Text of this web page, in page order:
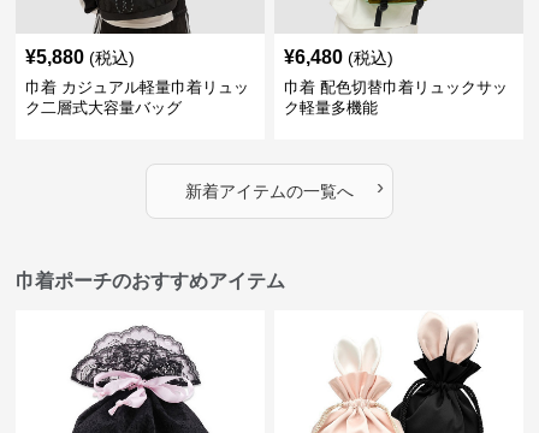
¥5,880 (税込)
巾着 カジュアル軽量巾着リュッ
ク二層式大容量バッグ
¥6,480 (税込)
巾着 配色切替巾着リュックサッ
ク軽量多機能
新着アイテムの一覧へ ›
巾着ポーチのおすすめアイテム